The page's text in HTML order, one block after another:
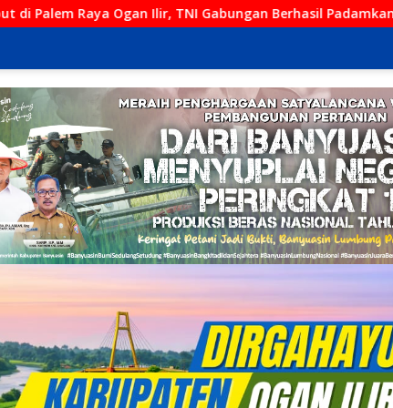
Berhasil Padamkan Api, Berjibaku hingga Malam